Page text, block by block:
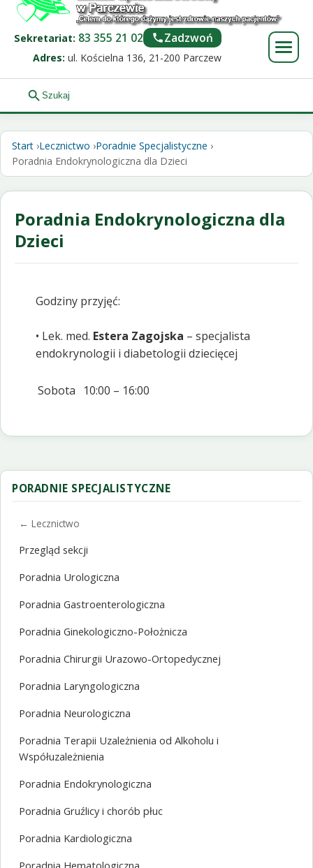
Sekretariat: 83 355 21 02 Zadzwoń
Adres: ul. Kościelna 136, 21-200 Parczew
Start Lecznictwo Poradnie Specjalistyczne
Poradnia Endokrynologiczna dla Dzieci
Poradnia Endokrynologiczna dla
Dzieci
Godziny przyjęć:
• Lek. med. Estera Zagojska – specjalista
endokrynologii i diabetologii dziecięcej
Sobota 10:00 – 16:00
PORADNIE SPECJALISTYCZNE
← Lecznictwo
Przegląd sekcji
Poradnia Urologiczna
Poradnia Gastroenterologiczna
Poradnia Ginekologiczno-Położnicza
Poradnia Chirurgii Urazowo-Ortopedycznej
Poradnia Laryngologiczna
Poradnia Neurologiczna
Poradnia Terapii Uzależnienia od Alkoholu i
Współuzależnienia
Poradnia Endokrynologiczna
Poradnia Gruźlicy i chorób płuc
Poradnia Kardiologiczna
Poradnia Hematologiczna